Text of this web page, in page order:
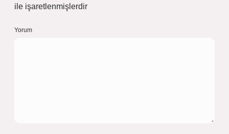
ile işaretlenmişlerdir
Yorum